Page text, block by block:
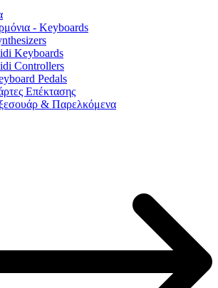
- Keyboards
Keyboards
Controllers
Pedals
Επέκτασης
& Παρελκόμενα